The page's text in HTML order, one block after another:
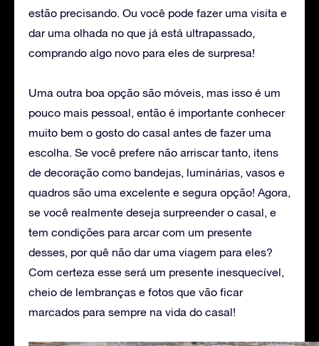
estão precisando. Ou você pode fazer uma visita e
dar uma olhada no que já está ultrapassado,
comprando algo novo para eles de surpresa!
Uma outra boa opção são móveis, mas isso é um
pouco mais pessoal, então é importante conhecer
muito bem o gosto do casal antes de fazer uma
escolha. Se você prefere não arriscar tanto, itens
de decoração como bandejas, luminárias, vasos e
quadros são uma excelente e segura opção! Agora,
se você realmente deseja surpreender o casal, e
tem condições para arcar com um presente
desses, por quê não dar uma viagem para eles?
Com certeza esse será um presente inesquecível,
cheio de lembranças e fotos que vão ficar
marcados para sempre na vida do casal!